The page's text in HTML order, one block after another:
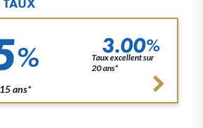
%
ans*
3.00%
Taux excellent sur
20 ans*